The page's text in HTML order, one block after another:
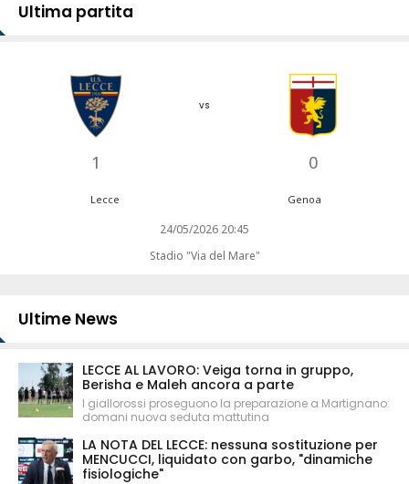
Ultima partita
1
vs
0
Lecce Genoa
24/05/2026 20:45
Stadio "Via del Mare"
Ultime News
LECCE AL LAVORO: Veiga torna in gruppo,
Berisha e Maleh ancora a parte
I giallorossi proseguono la preparazione a Martignano:
domani nuova seduta mattutina
LA NOTA DEL LECCE: nessuna sostituzione per
MENCUCCI, liquidato con garbo, "dinamiche
fisiologiche"